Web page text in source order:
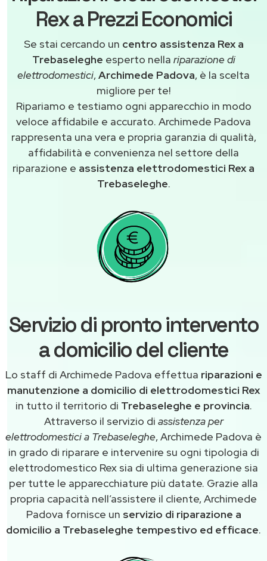
Rex a Prezzi Economici
Se stai cercando un centro assistenza Rex a
Trebaseleghe esperto nella riparazione di
elettrodomestici,Archimede Padova, è la scelta
migliore per te!
Ripariamo e testiamo ogni apparecchio in modo
veloce affidabile e accurato. Archimede Padova
rappresenta una vera e propria garanzia di qualità,
affidabilità e convenienza nel settore della
riparazione e assistenza elettrodomestici Rex a
Trebaseleghe.
Servizio di pronto intervento
a domicilio del cliente
Lo staff di Archimede Padova effettua riparazioni e
manutenzione a domicilio di elettrodomestici Rex
in tutto il territorio di Trebaseleghe e provincia.
Attraverso il servizio di assistenza per
elettrodomestici a Trebaseleghe, Archimede Padova è
in grado di riparare e intervenire su ogni tipologia di
elettrodomestico Rex sia di ultima generazione sia
per tutte le apparecchiature più datate. Grazie alla
propria capacità nell’assistere il cliente, Archimede
Padova fornisce un servizio di riparazione a
domicilio a Trebaseleghe tempestivo ed efficace.